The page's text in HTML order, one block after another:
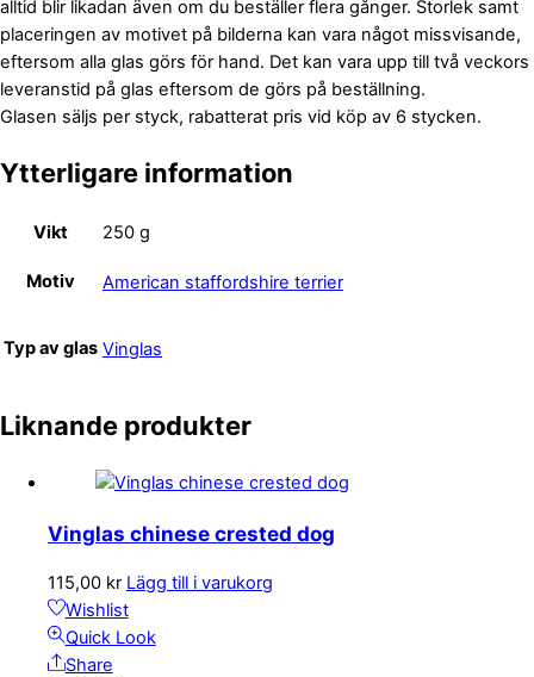
alltid blir likadan även om du beställer flera gånger. Storlek samt
placeringen av motivet på bilderna kan vara något missvisande,
eftersom alla glas görs för hand. Det kan vara upp till två veckors
leveranstid på glas eftersom de görs på beställning.
Glasen säljs per styck, rabatterat pris vid köp av 6 stycken.
Ytterligare information
Vikt 250 g
Motiv American staffordshire terrier
Typ av glas Vinglas
Liknande produkter
Vinglas chinese crested dog
115,00 kr Lägg till i varukorg
Wishlist
Quick Look
Share